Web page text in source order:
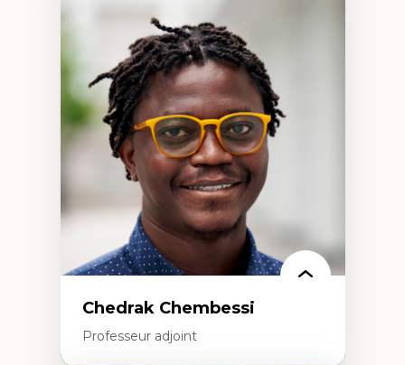
Expertises
Discours sur la ville et représentations
Mosquées, formes et usages au Canada
Reconnaissance et représentations des
communautés immigrantes dans l'espace
urbain
Design architectural et urbain
Patrimoine et patrimonialisation
Études postcoloniales et décolonisation des
savoirs
Chedrak Chembessi
Professeur adjoint